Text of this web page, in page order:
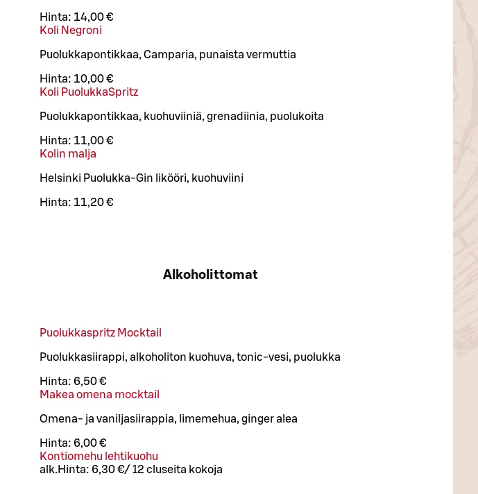
Hinta: 14,00 €
Koli Negroni
Puolukkapontikkaa, Camparia, punaista vermuttia
Hinta: 10,00 €
Koli PuolukkaSpritz
Puolukkapontikkaa, kuohuviiniä, grenadiinia, puolukoita
Hinta: 11,00 €
Kolin malja
Helsinki Puolukka-Gin likööri, kuohuviini
Hinta: 11,20 €
Alkoholittomat
Puolukkaspritz Mocktail
Puolukkasiirappi, alkoholiton kuohuva, tonic-vesi, puolukka
Hinta: 6,50 €
Makea omena mocktail
Omena- ja vaniljasiirappia, limemehua, ginger alea
Hinta: 6,00 €
Kontiomehu lehtikuohu
alk. Hinta: 6,30 €/ 12 cl useita kokoja